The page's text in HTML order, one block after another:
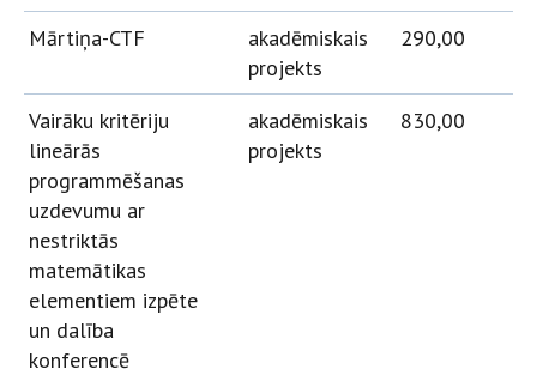
Mārtiņa-CTF
akadēmiskais
projekts
290,00
Vairāku kritēriju
lineārās
programmēšanas
uzdevumu ar
nestriktās
matemātikas
elementiem izpēte
un dalība
konferencē
akadēmiskais
projekts
830,00